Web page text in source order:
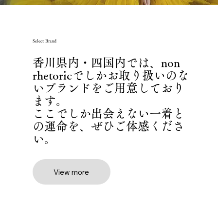
Select Brand
香川県内・四国内では、non
rhetoricでしかお取り扱いのな
いブランドをご用意しており
ます。
ここでしか出会えない一着と
の運命を、ぜひご体感くださ
い。
View more